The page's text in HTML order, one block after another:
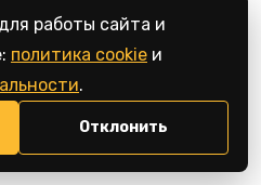
для
работы сайта и
политика cookie и
.
Отклонить